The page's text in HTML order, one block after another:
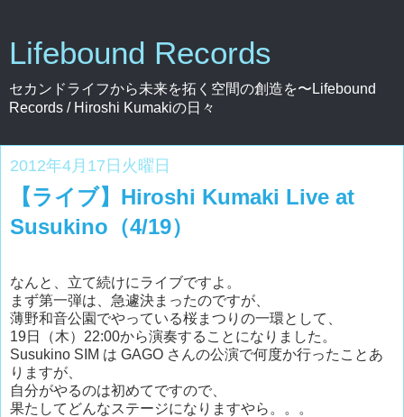
Lifebound Records
セカンドライフから未来を拓く空間の創造を〜Lifebound
Records / Hiroshi Kumakiの日々
2012年4月17日火曜日
【ライブ】Hiroshi Kumaki Live at
Susukino（4/19）
なんと、立て続けにライブですよ。
まず第一弾は、急遽決まったのですが、
薄野和音公園でやっている桜まつりの一環として、
19日（木）22:00から演奏することになりました。
Susukino SIM は GAGO さんの公演で何度か行ったことあ
りますが、
自分がやるのは初めてですので、
果たしてどんなステージになりますやら。。。